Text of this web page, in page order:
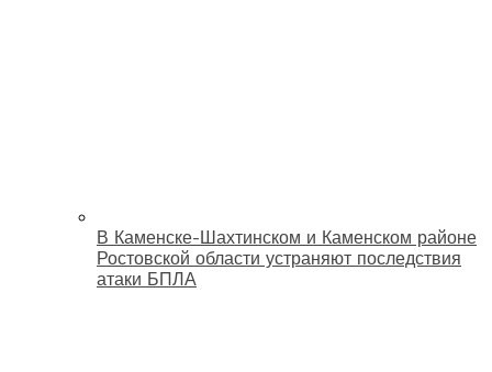
В Каменске-Шахтинском и Каменском районе
Ростовской области устраняют последствия
атаки БПЛА